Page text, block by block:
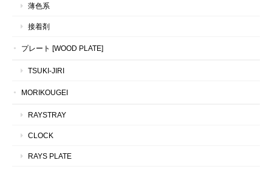
薄色系
接着剤
プレート [WOOD PLATE]
TSUKI-JIRI
MORIKOUGEI
RAYSTRAY
CLOCK
RAYS PLATE